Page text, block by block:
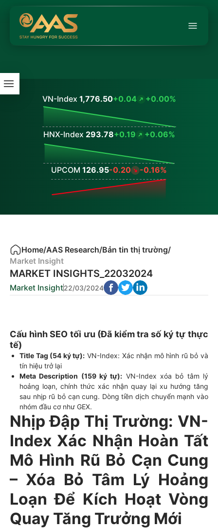
VN-Index 1,776.50+0.04 +0.00%
HNX-Index 293.78+0.19 +0.06%
UPCOM 126.95-0.20 -0.16%
Home/AAS Research/Bản tin thị trường/
Market Insight
MARKET INSIGHTS_22032024
Market Insight22/03/2024
Cấu hình SEO tối ưu (Đã kiểm tra số ký tự thực
tế)
Title Tag (54 ký tự): VN-Index: Xác nhận mô hình rũ bỏ và
tín hiệu trở lại
Meta Description (159 ký tự): VN-Index xóa bỏ tâm lý
hoảng loạn, chính thức xác nhận quay lại xu hướng tăng
sau nhịp rũ bỏ cạn cung. Dòng tiền dịch chuyển mạnh vào
nhóm đầu cơ như GEX.
Nhịp Đập Thị Trường: VN-
Index Xác Nhận Hoàn Tất
Mô Hình Rũ Bỏ Cạn Cung
– Xóa Bỏ Tâm Lý Hoảng
Loạn Để Kích Hoạt Vòng
Quay Tăng Trưởng Mới